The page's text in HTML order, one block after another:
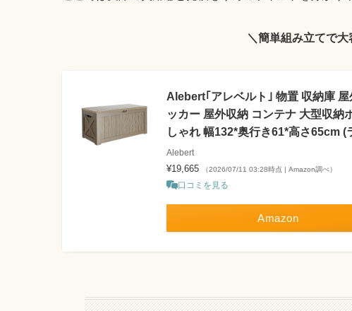
＼簡単組み立てで
Alebert｢アレベルト｣ 物置 収納庫
ッカー 屋外収納 コンテナ 大型収納
しゃれ 幅132*奥行き61*高さ65cm
Alebert
¥19,665 （2026/07/11 03:28時点 | Amazon調べ）
口コミを見る
Amazon